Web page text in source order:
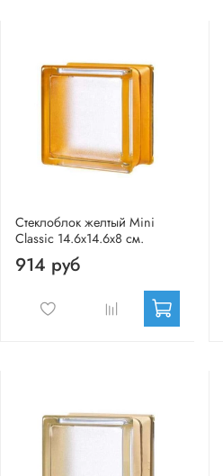
Стеклоблок желтый Mini
Classic 14.6x14.6x8 см.
914 руб